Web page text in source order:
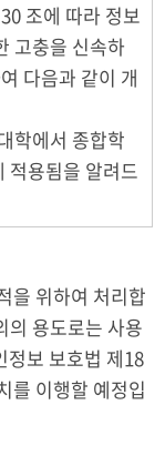
조에 따라 정보
고충을 신속하
다음과 같이 개
학에서 종합학
적용됨을 알려드
을 위하여 처리합
의 용도로는 사용
정보 보호법 제18
를 이행할 예정입